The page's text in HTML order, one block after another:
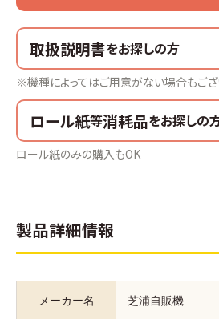
取扱説明書をお探しの方
※機種によってはご用意がない場合もご
ロール紙等消耗品をお探しの
ロール紙のみの購入もOK
製品詳細情報
メーカー名 芝浦自販機